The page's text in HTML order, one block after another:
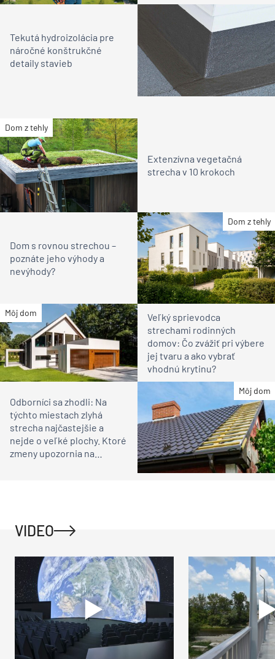
Tekutá hydroizolácia pre
náročné konštrukčné
detaily stavieb
Dom z tehly
Extenzívna vegetačná
strecha v 10 krokoch
Dom z tehly
Dom s rovnou strechou –
poznáte jeho výhody a
nevýhody?
Môj dom
Veľký sprievodca
strechami rodinných
domov: Čo zvážiť pri výbere
jej tvaru a ako vybrať
vhodnú krytinu?
Môj dom
Odborníci sa zhodli: Na
týchto miestach zlyhá
strecha najčastejšie a
nejde o veľké plochy. Ktoré
zmeny upozornia na
VIDEO